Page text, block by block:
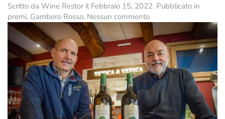
Scritto da Wine Restor il Febbraio 15, 2022. Pubblicato in
premi, Gambero Rosso. Nessun commentosu
Ronco
Delle
Mele
Sauvignon
DOC
Collio
2010